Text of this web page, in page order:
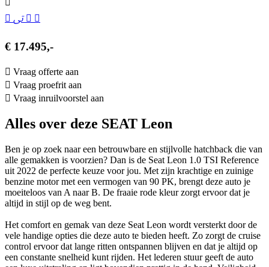
€ 17.495,-
Vraag offerte aan
Vraag proefrit aan
Vraag inruilvoorstel aan
Alles over deze SEAT Leon
Ben je op zoek naar een betrouwbare en stijlvolle hatchback die van
alle gemakken is voorzien? Dan is de Seat Leon 1.0 TSI Reference
uit 2022 de perfecte keuze voor jou. Met zijn krachtige en zuinige
benzine motor met een vermogen van 90 PK, brengt deze auto je
moeiteloos van A naar B. De fraaie rode kleur zorgt ervoor dat je
altijd in stijl op de weg bent.
Het comfort en gemak van deze Seat Leon wordt versterkt door de
vele handige opties die deze auto te bieden heeft. Zo zorgt de cruise
control ervoor dat lange ritten ontspannen blijven en dat je altijd op
een constante snelheid kunt rijden. Het lederen stuur geeft de auto